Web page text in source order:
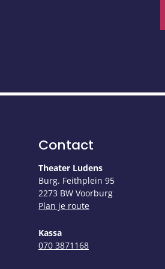
Contact
Theater Ludens
Burg. Feithplein 95
2273 BW Voorburg
Plan je route
Kassa
​​​​​​​070 3871168